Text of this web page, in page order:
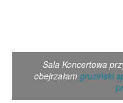
Sala Koncertowa
obejrzałam gruziński